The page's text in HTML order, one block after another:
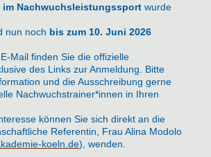
im Nachwuchsleistungssport wurde
nun noch bis zum 10. Juni 2026
Mail finden Sie die offizielle
des Links zur Anmeldung. Bitte
und die Ausschreibung gerne
Nachwuchstrainer*innen in Ihren
können Sie sich direkt an die
Referentin, Frau Alina Modolo
koeln.de), wenden.